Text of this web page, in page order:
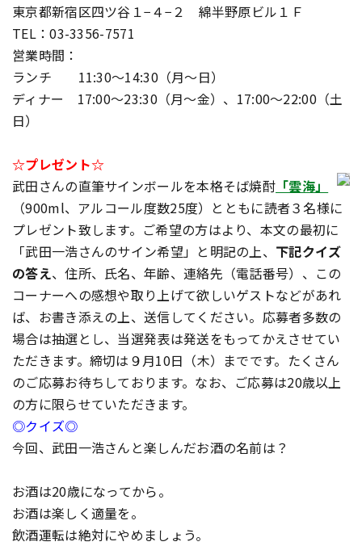
東京都新宿区四ツ谷１−４−２ 綿半野原ビル１Ｆ
TEL：03-3356-7571
営業時間：
ランチ 11:30〜14:30（月〜日）
ディナー 17:00〜23:30（月〜金）、17:00〜22:00（土
日）
☆プレゼント☆
武田さんの直筆サインボールを本格そば焼酎 「雲海」
（900ml、アルコール度数25度）とともに読者３名様に
プレゼント致します。ご希望の方はより、本文の最初に
「武田一浩さんのサイン希望」と明記の上、 下記クイズ
の答え、住所、氏名、年齢、連絡先（電話番号）、この
コーナーへの感想や取り上げて欲しいゲストなどがあれ
ば、お書き添えの上、送信してください。応募者多数の
場合は抽選とし、当選発表は発送をもってかえさせてい
ただきます。締切は９月10日（木）までです。たくさん
のご応募お待ちしております。なお、ご応募は20歳以上
の方に限らせていただきます。
◎クイズ◎
今回、武田一浩さんと楽しんだお酒の名前は？
お酒は20歳になってから。
お酒は楽しく適量を。
飲酒運転は絶対にやめましょう。